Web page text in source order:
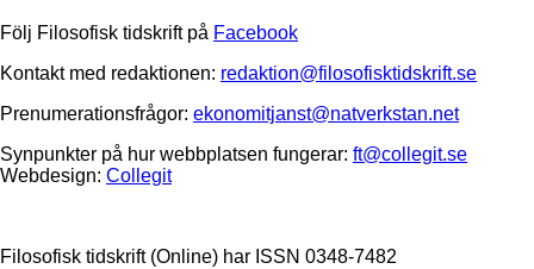
Följ Filosofisk tidskrift på Facebook
Kontakt med redaktionen: redaktion@filosofisktidskrift.se
Prenumerationsfrågor: ekonomitjanst@natverkstan.net
Synpunkter på hur webbplatsen fungerar: ft@collegit.se
Webdesign: Collegit
Filosofisk tidskrift (Online) har ISSN 0348-7482